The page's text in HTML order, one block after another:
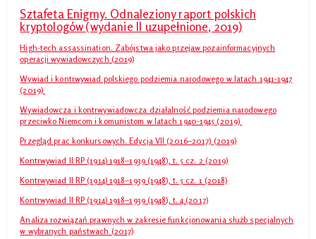
Sztafeta Enigmy. Odnaleziony raport polskich
kryptologów (wydanie II uzupełnione, 2019)
High-tech assassination. Zabójstwa jako przejaw pozainformacyjnych
operacji wywiadowczych (2019)
Wywiad i kontrwywiad polskiego podziemia narodowego w latach 1941-1947
(2019)
Wywiadowcza i kontrwywiadowcza działalność podziemia narodowego
przeciwko Niemcom i komunistom w latach 1940-1945 (2019)
Przegląd prac konkursowych. Edycja VII (2016–2017) (2019)
Kontrwywiad II RP (1914) 1918–1939 (1948), t. 5 cz. 2 (2019)
Kontrwywiad II RP (1914) 1918–1939 (1948), t. 5 cz. 1 (2018)
Kontrwywiad II RP (1914) 1918–1939 (1948), t. 4 (2017)
Analiza rozwiązań prawnych w zakresie funkcjonowania służb specjalnych
w wybranych państwach (2017)